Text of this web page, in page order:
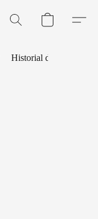
Historial de Pedidos